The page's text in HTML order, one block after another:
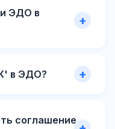
ЭДО в
в ЭДО?
соглашение